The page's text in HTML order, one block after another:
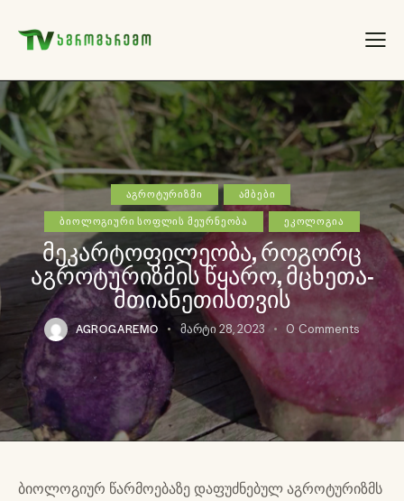
ᲐᲒᲠᲝᲢᲣᲠᲘᲖᲛᲘ
ᲐᲛᲑᲔᲑᲘ
ᲑᲘᲝᲚᲝᲒᲘᲣᲠᲘ ᲡᲝᲤᲚᲘᲡ ᲛᲔᲣᲠᲜᲔᲝᲑᲐ
ᲔᲙᲝᲚᲝᲒᲘᲐ
მეკარტოფილეობა, როგორც
აგროტურიზმის წყარო, მცხეთა-
მთიანეთისთვის
AGROGAREMO მარტი 28, 2023 0 Comments
ბიოლოგიურ წარმოებაზე დაფუძნებულ აგროტურიზმს